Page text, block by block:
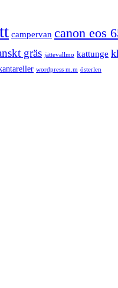
campervan canon eos
gräs jättevallmo kattunge
wordpress m.m österlen